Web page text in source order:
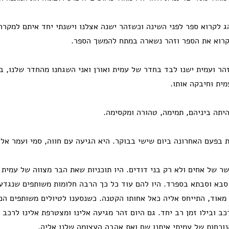
לקרוא ספר לפני השינה וכשזהר ישנה אצלנו וישנתי יחד איתם
את הספר וזהר נשארה במתח להמשך הספר.
ועמית ישנו לבד בחדר של עמית ואורן ואני השגחנו מהחדר שלנו,
וחיבקה אותו.
ביניהם, תמימה, טהורה ומקסימה.
האחרונה ביום שישי בבוקר. היא הגיעה עם חווה, סמי ועמר
של אחים ולא רק בני דודים. היו תוכניות שאת הבר מצווה של
סבא וסבתא בספרד. היו להם עוד כל כך הרבה חלומות משותפים
התייחס אליה כאל אחותו הקטנה. כשנסענו לטיולים משותפים
ובילו זמן רב יחד. גם היום זהר מגיעה אלינו ומצטרפת אלינו לרכב